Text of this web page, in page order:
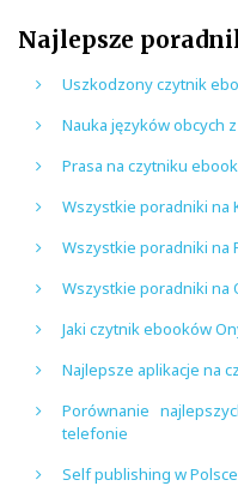
Najlepsze
Uszkodzony czytnik
Nauka języków obcych
Prasa na czytniku
Wszystkie poradniki na
Wszystkie poradniki na
Wszystkie poradniki na
Jaki czytnik ebooków
Najlepsze aplikacje na
Porównanie
telefonie
Self publishing w